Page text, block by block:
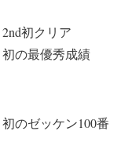
2nd初クリア
初の最優秀成績
初のゼッケン100番